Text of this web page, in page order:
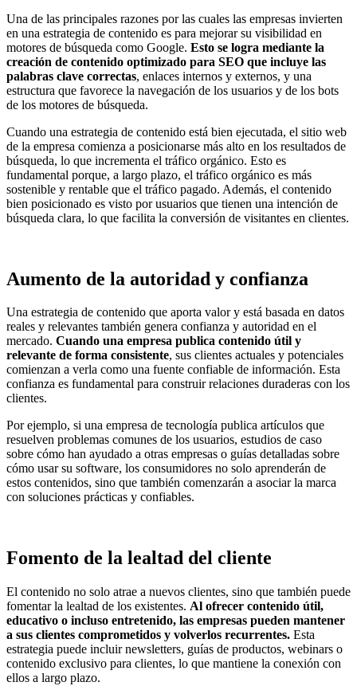
Una de las principales razones por las cuales las empresas invierten
en una estrategia de contenido es para mejorar su visibilidad en
motores de búsqueda como Google. Esto se logra mediante la
creación de contenido optimizado para SEO que incluye las
palabras clave correctas, enlaces internos y externos, y una
estructura que favorece la navegación de los usuarios y de los bots
de los motores de búsqueda.
Cuando una estrategia de contenido está bien ejecutada, el sitio web
de la empresa comienza a posicionarse más alto en los resultados de
búsqueda, lo que incrementa el tráfico orgánico. Esto es
fundamental porque, a largo plazo, el tráfico orgánico es más
sostenible y rentable que el tráfico pagado. Además, el contenido
bien posicionado es visto por usuarios que tienen una intención de
búsqueda clara, lo que facilita la conversión de visitantes en clientes.
Aumento de la autoridad y confianza
Una estrategia de contenido que aporta valor y está basada en datos
reales y relevantes también genera confianza y autoridad en el
mercado. Cuando una empresa publica contenido útil y
relevante de forma consistente, sus clientes actuales y potenciales
comienzan a verla como una fuente confiable de información. Esta
confianza es fundamental para construir relaciones duraderas con los
clientes.
Por ejemplo, si una empresa de tecnología publica artículos que
resuelven problemas comunes de los usuarios, estudios de caso
sobre cómo han ayudado a otras empresas o guías detalladas sobre
cómo usar su software, los consumidores no solo aprenderán de
estos contenidos, sino que también comenzarán a asociar la marca
con soluciones prácticas y confiables.
Fomento de la lealtad del cliente
El contenido no solo atrae a nuevos clientes, sino que también puede
fomentar la lealtad de los existentes. Al ofrecer contenido útil,
educativo o incluso entretenido, las empresas pueden mantener
a sus clientes comprometidos y volverlos recurrentes. Esta
estrategia puede incluir newsletters, guías de productos, webinars o
contenido exclusivo para clientes, lo que mantiene la conexión con
ellos a largo plazo.